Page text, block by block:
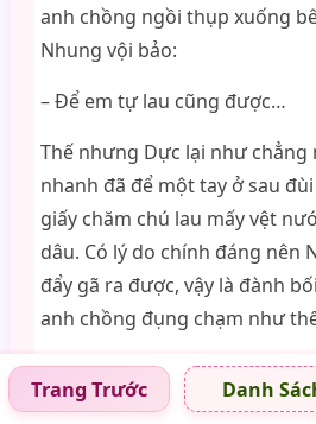
anh chồng ngồi thụp xuống
Nhung vội bảo:
– Để em tự lau cũng được…
Thế nhưng Dực lại như chẳng
nhanh đã để một tay ở sau
giấy chăm chú lau mấy vệt
dâu. Có lý do chính đáng nên
đẩy gã ra được, vậy là đành
anh chồng đụng chạm như
Lần đầu được công khai
Dực cố ý làm thật chậm rãi,
Trang Trước Danh